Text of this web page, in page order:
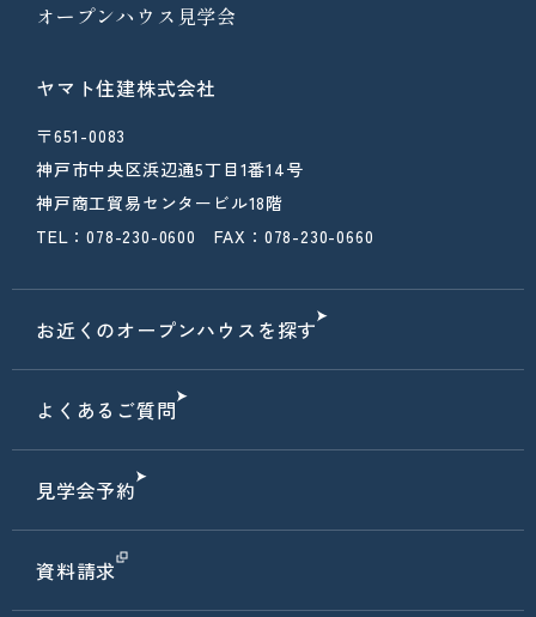
オープンハウス見学会
ヤマト住建株式会社
〒651-0083
神戸市中央区浜辺通5丁目1番14号
神戸商工貿易センタービル18階
TEL：078-230-0600 FAX：078-230-0660
お近くのオープンハウスを探す
よくあるご質問
見学会予約
資料請求